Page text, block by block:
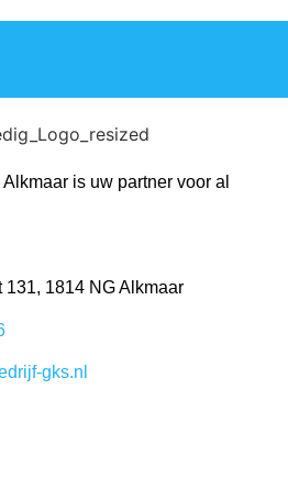
is uw partner voor al
1814 NG Alkmaar
gks.nl